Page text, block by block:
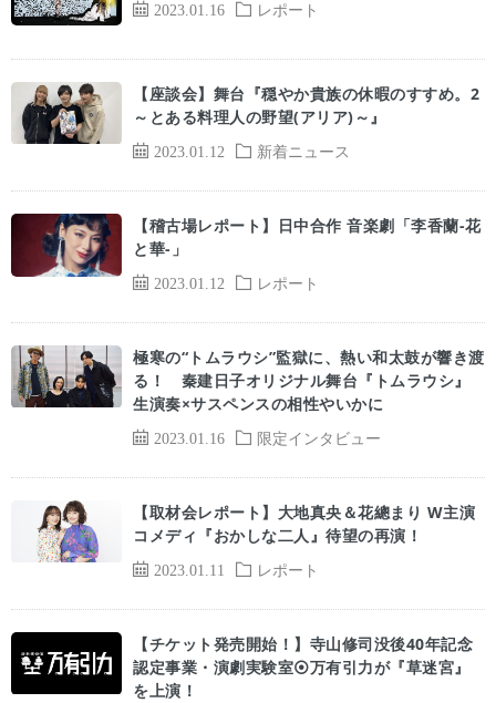
2023.01.16 レポート
2023.01.12 新着ニュース
【座談会】舞台『穏やか貴族の休暇のすすめ。2
～とある料理人の野望(アリア)～』
2023.01.12 レポート
【稽古場レポート】日中合作 音楽劇「李香蘭-花
と華-」
2023.01.16 限定インタビュー
極寒の“トムラウシ”監獄に、熱い和太鼓が響き渡
る！ 秦建日子オリジナル舞台『トムラウシ』
生演奏×サスペンスの相性やいかに
2023.01.11 レポート
【取材会レポート】大地真央＆花總まり W主演
コメディ『おかしな二人』待望の再演！
【チケット発売開始！】寺山修司没後40年記念
認定事業・演劇実験室⦿万有引力が『草迷宮』
を上演！